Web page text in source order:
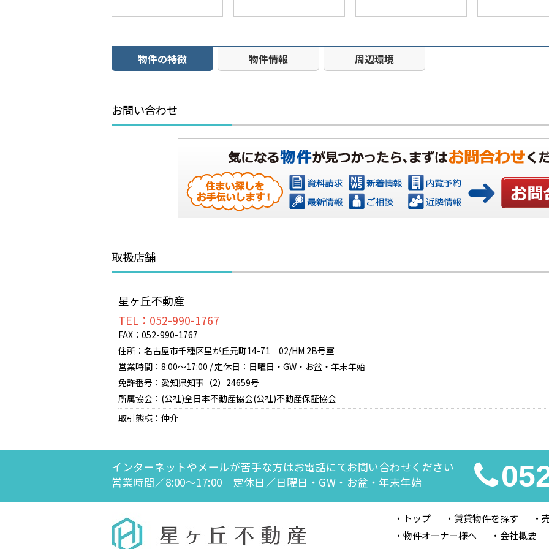
物件の特徴 物件情報 周辺環境
お問い合わせ
取扱店舗
星ヶ丘不動産
TEL：052-990-1767
FAX：052-990-1767
住所：名古屋市千種区星が丘元町14-71 02/HM 2B号室
営業時間：8:00～17:00 / 定休日：日曜日・GW・お盆・年末年始
免許番号：愛知県知事（2）24659号
所属協会：(公社)全日本不動産協会(公社)不動産保証協会
取引態様：仲介
インターネットやメールが苦手な方はお電話にてお問い合わせください
営業時間／8:00～17:00 定休日／日曜日・GW・お盆・年末年始
トップ 賃貸物件を探す
物件オーナー様へ
会社概要